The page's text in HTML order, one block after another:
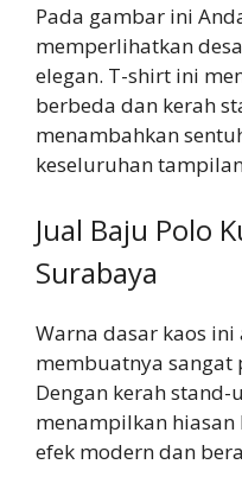
Pada gambar ini
memperlihatkan
elegan. T-shirt ini
berbeda dan kerah
menambahkan
keseluruhan
Jual Baju Polo
Surabaya
Warna dasar kaos
membuatnya sangat
Dengan kerah stand-
menampilkan
efek modern dan